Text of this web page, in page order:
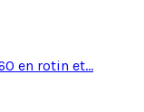
en rotin et…